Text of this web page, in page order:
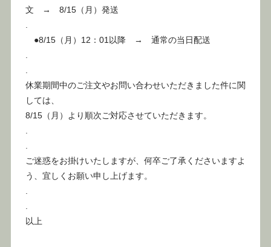
文 → 8/15（月）発送
●8/15（月）12：01以降 → 通常の当日配送
休業期間中のご注文やお問い合わせいただきました件に関
しては、
8/15（月）より順次ご対応させていただきます。
ご迷惑をお掛けいたしますが、何卒ご了承くださいますよ
う、宜しくお願い申し上げます。
以上